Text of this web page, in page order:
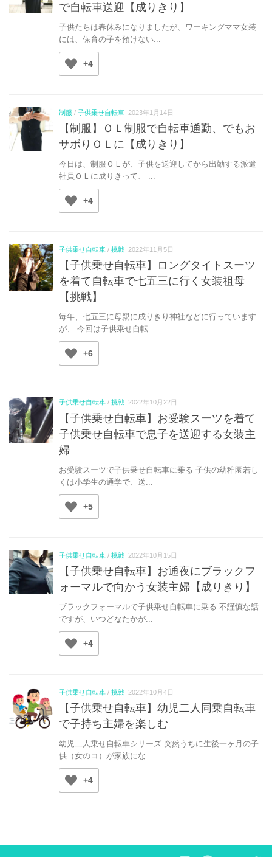
で自転車送迎【成りきり】
子供たちは春休みになりましたが、ワーキングママ女装
には、保育の子を預けない...
+4
制服 / 子供乗せ自転車 2023年1月14日
【制服】ＯＬ制服で自転車通勤、でもお
サボりＯＬに【成りきり】
今日は、制服ＯＬが、子供を送迎してから出勤する派遣
社員ＯＬに成りきって、 ...
+4
子供乗せ自転車 / 挑戦 2022年11月5日
【子供乗せ自転車】ロングタイトスーツ
を着て自転車で七五三に行く女装祖母
【挑戦】
毎年、七五三に母親に成りきり神社などに行っています
が、 今回は子供乗せ自転...
+6
子供乗せ自転車 / 挑戦 2022年10月22日
【子供乗せ自転車】お受験スーツを着て
子供乗せ自転車で息子を送迎する女装主
婦
お受験スーツで子供乗せ自転車に乗る 子供の幼稚園若し
くは小学生の通学で、送...
+5
子供乗せ自転車 / 挑戦 2022年10月15日
【子供乗せ自転車】お通夜にブラックフ
ォーマルで向かう女装主婦【成りきり】
ブラックフォーマルで子供乗せ自転車に乗る 不謹慎な話
ですが、いつどなたかが...
+4
子供乗せ自転車 / 挑戦 2022年10月4日
【子供乗せ自転車】幼児二人同乗自転車
で子持ち主婦を楽しむ
幼児二人乗せ自転車シリーズ 突然うちに生後一ヶ月の子
供（女のコ）が家族にな...
+4